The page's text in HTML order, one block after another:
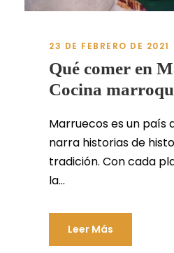
23 DE FEBRERO DE 2021
Qué comer en
Cocina
Marruecos es un país
narra historias de
tradición. Con cada
la...
Leer Más